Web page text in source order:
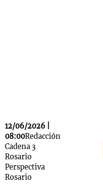
12/06/2026 |
08:00Redacción
Cadena 3
Rosario
Perspectiva
Rosario